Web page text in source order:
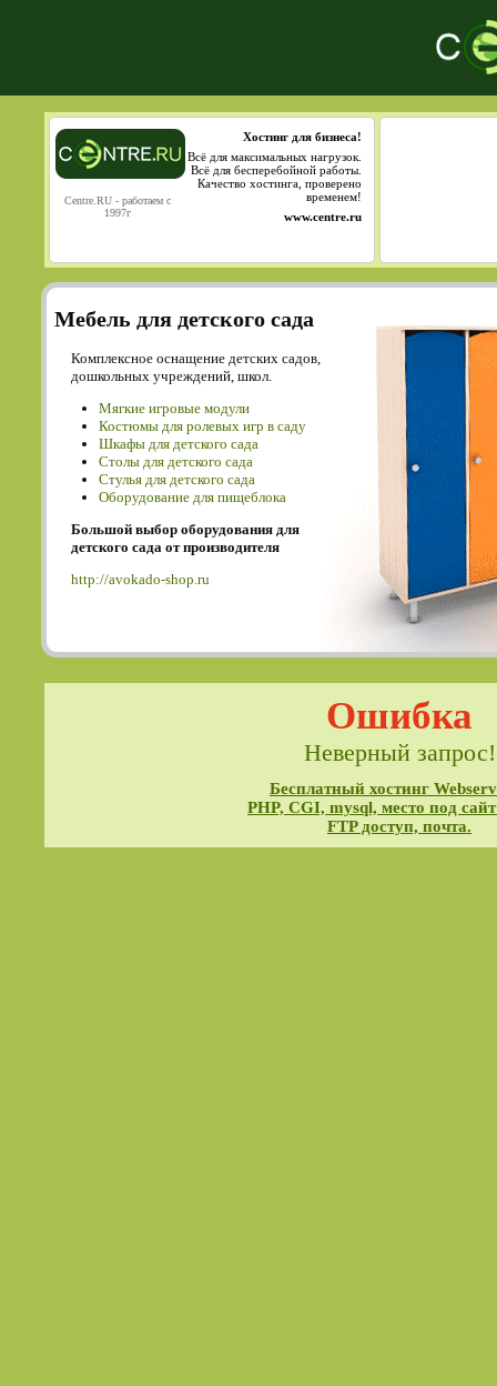
Centre.RU - работаем с
1997г
Хостинг для бизнеса!
Всё для максимальных нагрузок.
Всё для бесперебойной работы.
Качество хостинга, проверено
временем!
www.centre.ru
Мебель для детского сада
Комплексное оснащение детских садов,
дошкольных учреждений, школ.
Мягкие игровые модули
Костюмы для ролевых игр в саду
Шкафы для детского сада
Столы для детского сада
Cтулья для детского сада
Оборудование для пищеблока
Большой выбор оборудования для
детского сада от производителя
http://avokado-shop.ru
Ошибка
Неверный запрос!
Бесплатный хостинг
PHP, CGI, mysql, место под
FTP доступ, почта.